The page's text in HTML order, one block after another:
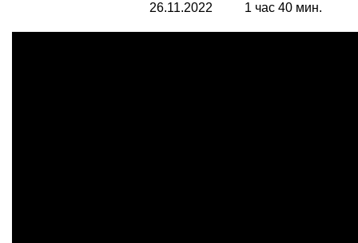
26.11.2022 1 час 40 мин.